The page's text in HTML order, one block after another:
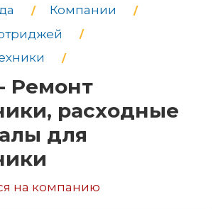
Компании
Ремонт
расходные
для
на компанию